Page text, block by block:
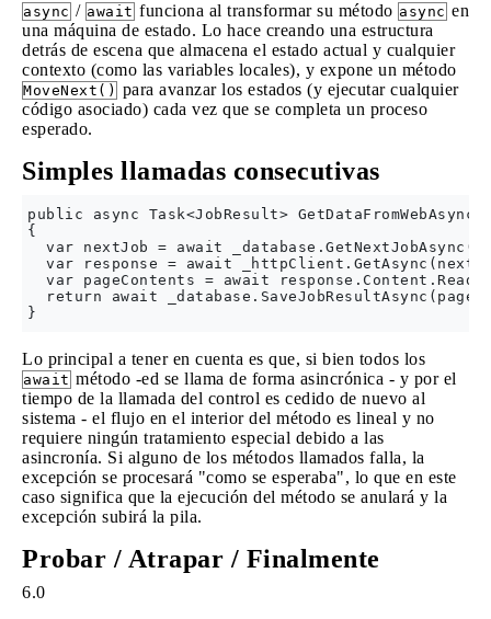
async / await funciona al transformar su método async en
una máquina de estado. Lo hace creando una estructura
detrás de escena que almacena el estado actual y cualquier
contexto (como las variables locales), y expone un método
MoveNext() para avanzar los estados (y ejecutar cualquier
código asociado) cada vez que se completa un proceso
esperado.
Simples llamadas consecutivas
public async Task<JobResult>
{
var nextJob = await
var response = await
var pageContents = await
return await
Lo principal a tener en cuenta es que, si bien todos los
await método -ed se llama de forma asincrónica - y por el
tiempo de la llamada del control es cedido de nuevo al
sistema - el flujo en el interior del método es lineal y no
requiere ningún tratamiento especial debido a las
asincronía. Si alguno de los métodos llamados falla, la
excepción se procesará "como se esperaba", lo que en este
caso significa que la ejecución del método se anulará y la
excepción subirá la pila.
Probar / Atrapar / Finalmente
6.0